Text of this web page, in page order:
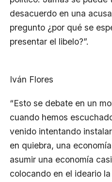
desacuerdo en una
pregunto ¿por qué se
presentar el libelo?”.
Iván Flores
“Esto se debate en un
cuando hemos
venido intentando
en quiebra, una
asumir una economía
colocando en el ideario